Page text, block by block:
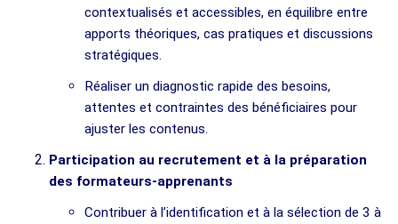
contextualisés et accessibles, en équilibre entre
apports théoriques, cas pratiques et discussions
stratégiques.
Réaliser un diagnostic rapide des besoins,
attentes et contraintes des bénéficiaires pour
ajuster les contenus.
Participation au recrutement et à la préparation
des formateurs-apprenants
Contribuer à l’identification et à la sélection de 3 à